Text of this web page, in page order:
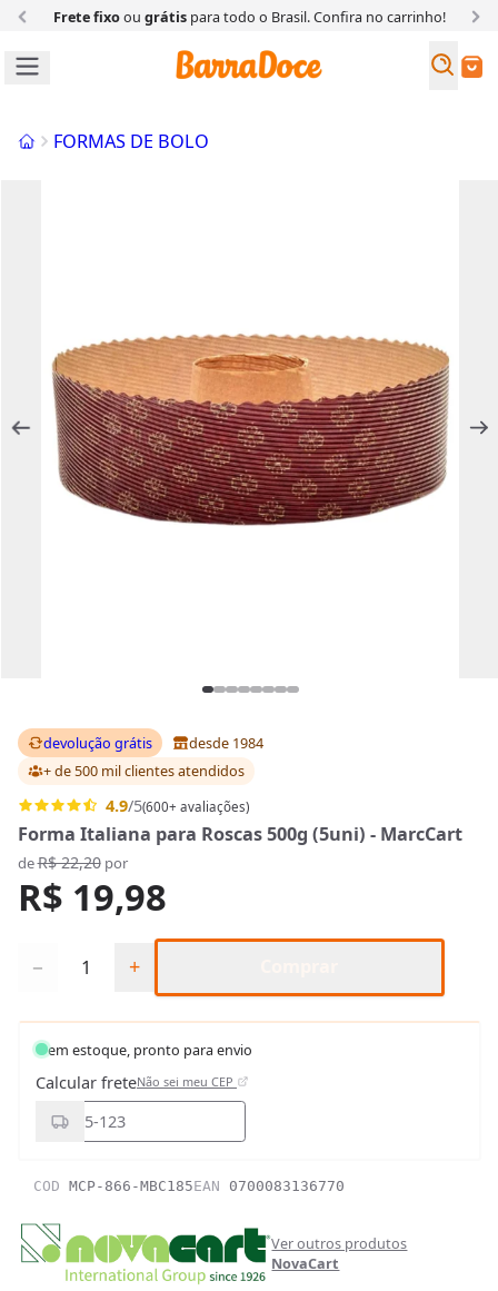
Frete fixoou grátispara todo o Brasil. Confira no carrinho!
Buscar
InícioFORMAS DE BOLO
devolução grátis
desde 1984
+ de 500 mil clientesatendidos
4.9/5(600+ avaliações)
Forma Italiana para Roscas 500g (5uni) - MarcCart
deR$ 22,20por
R$ 19,98
− +
em estoque, pronto para envio
Calcular freteNão sei meu CEP
COD MCP-866-MBC185EAN 0700083136770
Ver outros produtos
NovaCart